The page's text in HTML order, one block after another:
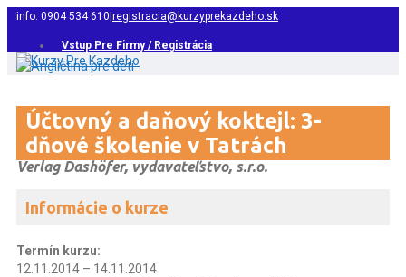
info: 0904 534 610 registracia@kurzyprekazdeho.sk
Vstup Pre Firmy / Registrácia
Účtovný a daňový koktejl: 3-
dňové školenie v Tatrách
Verlag Dashöfer, vydavateľstvo, s.r.o.
Informácie o kurze
Termín kurzu:
12.11.2014 – 14.11.2014